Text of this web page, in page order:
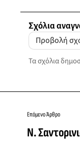
Σχόλια
Προβολή
Τα σχόλια
Επόμενο Άρθρο
Ν.